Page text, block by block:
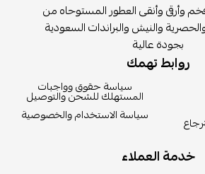
وأرقى وأنقى العطور المستوحاه من
والنيش والبراندات السعودية
بجودة عالية
روابط تهمك
سياسة حقوق وواجبات
المستهلك للشحن والتوصيل
سياسة الاستخدام والخصوصية
خدمة العملاء